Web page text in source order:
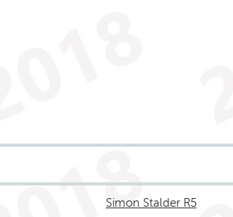
Simon Stalder R5